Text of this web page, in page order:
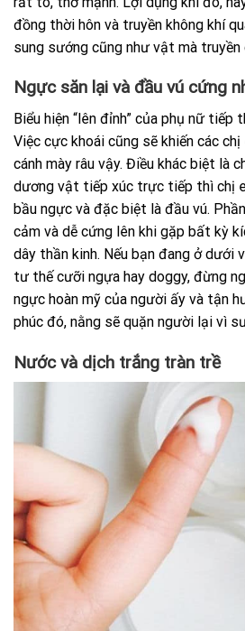
đồng thời hôn và truyền không khí
sung sướng cũng như vật mà truyền
Ngực săn lại và đầu vú cứng
Biểu hiện “lên đỉnh” của phụ nữ tiếp
Việc cực khoái cũng sẽ khiến các chị
cánh mày râu vậy. Điều khác biệt là
dương vật tiếp xúc trực tiếp thì chị
bầu ngực và đặc biệt là đầu vú.
cảm và dễ cứng lên khi gặp bất kỳ
dây thần kinh. Nếu bạn đang ở dưới
tư thế cưỡi ngựa hay doggy, đừng
ngực hoàn mỹ của người ấy và tận
phúc đó, nằng sẽ quặn người lại vì
Nước và dịch trắng tràn trề